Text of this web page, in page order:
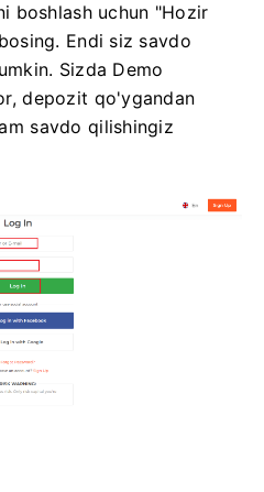
boshlash uchun "Hozir
Endi siz savdo
Sizda Demo
depozit qo'ygandan
savdo qilishingiz